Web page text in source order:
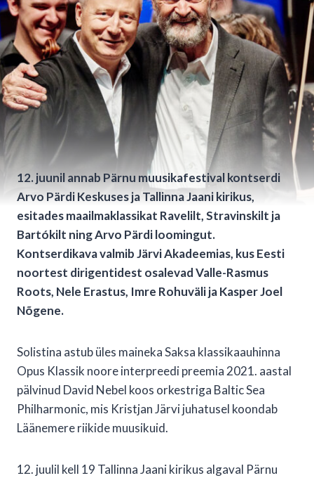
12. juunil annab Pärnu muusikafestival kontserdi
Arvo Pärdi Keskuses ja Tallinna Jaani kirikus,
esitades maailmaklassikat Ravelilt, Stravinskilt ja
Bartókilt ning Arvo Pärdi loomingut.
Kontserdikava valmib Järvi Akadeemias, kus Eesti
noortest dirigentidest osalevad Valle-Rasmus
Roots, Nele Erastus, Imre Rohuväli ja Kasper Joel
Nõgene.
Solistina astub üles maineka Saksa klassikaauhinna
Opus Klassik noore interpreedi preemia 2021. aastal
pälvinud David Nebel koos orkestriga Baltic Sea
Philharmonic, mis Kristjan Järvi juhatusel koondab
Läänemere riikide muusikuid.
12. juulil kell 19 Tallinna Jaani kirikus algaval Pärnu